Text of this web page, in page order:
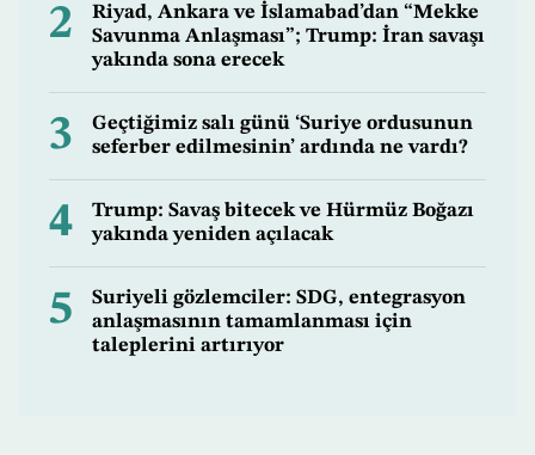
2
Riyad, Ankara ve İslamabad’dan “Mekke
Savunma Anlaşması”; Trump: İran savaşı
yakında sona erecek
3
Geçtiğimiz salı günü ‘Suriye ordusunun
seferber edilmesinin’ ardında ne vardı?
4
Trump: Savaş bitecek ve Hürmüz Boğazı
yakında yeniden açılacak
5
Suriyeli gözlemciler: SDG, entegrasyon
anlaşmasının tamamlanması için
taleplerini artırıyor